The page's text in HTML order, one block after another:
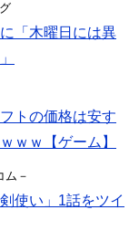
「木曜日には異
トの価格は安す
ｗｗ【ゲーム】
ム－
使い」1話をツイ